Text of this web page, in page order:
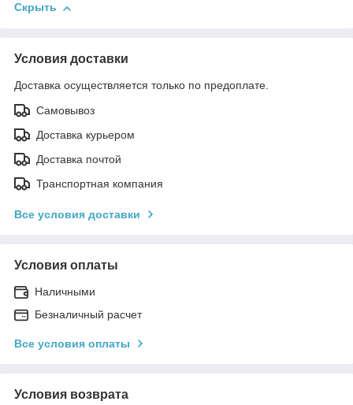
Скрыть
Условия доставки
Доставка осуществляется только по предоплате.
Самовывоз
Доставка курьером
Доставка почтой
Транспортная компания
Все условия доставки
Условия оплаты
Наличными
Безналичный расчет
Все условия оплаты
Условия возврата